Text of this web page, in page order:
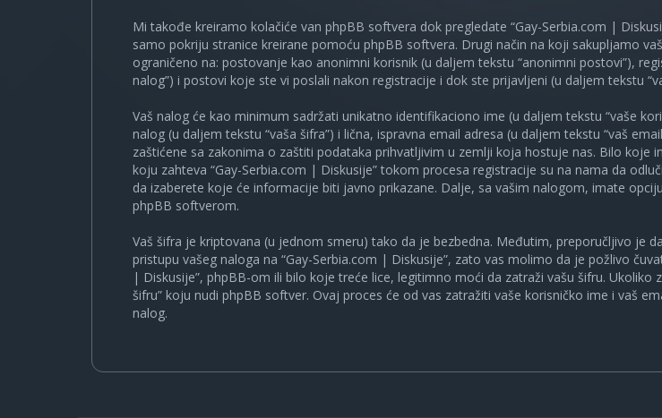
Mi takođe kreiramo kolačiće van phpBB softvera dok pregledate “Gay-Serbia.com |
samo pokriju stranice kreirane pomoću phpBB softvera. Drugi način na koji sakupljamo
ograničeno na: postovanje kao anonimni korisnik (u daljem tekstu “anonimni postovi”),
nalog”) i postovi koje ste vi poslali nakon registracije i dok ste prijavljeni (u daljem tekstu
Vaš nalog će kao minimum sadržati unikatno identifikaciono ime (u daljem tekstu “vaše
nalog (u daljem tekstu “vaša šifra”) i lična, ispravna email adresa (u daljem tekstu “vaš
zaštićene sa zakonima o zaštiti podataka prihvatljivim u zemlji koja hostuje nas. Bilo koje
koju zahteva “Gay-Serbia.com | Diskusije” tokom procesa registracije su na nama da
da izaberete koje će informacije biti javno prikazane. Dalje, sa vašim nalogom, imate
phpBB softverom.
Vaš šifra je kriptovana (u jednom smeru) tako da je bezbedna. Međutim, preporučljivo je
pristupu vašeg naloga na “Gay-Serbia.com | Diskusije”, zato vas molimo da je požlivo
| Diskusije”, phpBB-om ili bilo koje treće lice, legitimno moći da zatraži vašu šifru.
šifru” koju nudi phpBB softver. Ovaj proces će od vas zatražiti vaše korisničko ime i vaš
nalog.